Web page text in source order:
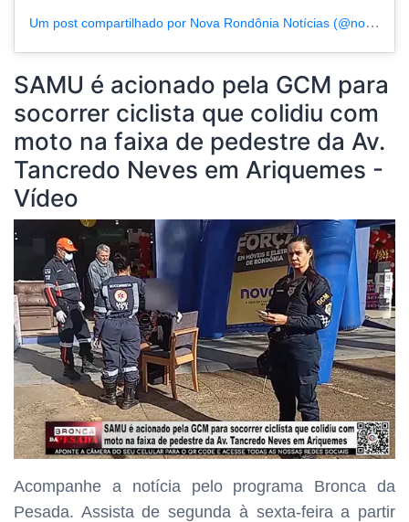
Um post compartilhado por Nova Rondônia Notícias (@novarondonia)
SAMU é acionado pela GCM para
socorrer ciclista que colidiu com
moto na faixa de pedestre da Av.
Tancredo Neves em Ariquemes -
Vídeo
Acompanhe a notícia pelo programa Bronca da
Pesada. Assista de segunda à sexta-feira a partir